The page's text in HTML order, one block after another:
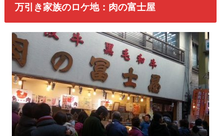
万引き家族のロケ地：肉の富士屋